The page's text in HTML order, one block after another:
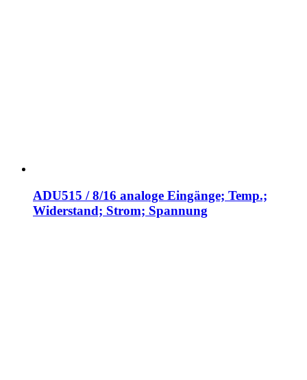
ADU515 / 8/16 analoge Eingänge; Temp.;
Widerstand; Strom; Spannung